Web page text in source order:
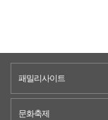
패밀리사이트
문화축제